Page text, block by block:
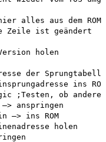
alles aus dem ROM
Zeile ist geändert
holen
der
ins
;Testen, ob
anspringen
—> ins ROM
holen